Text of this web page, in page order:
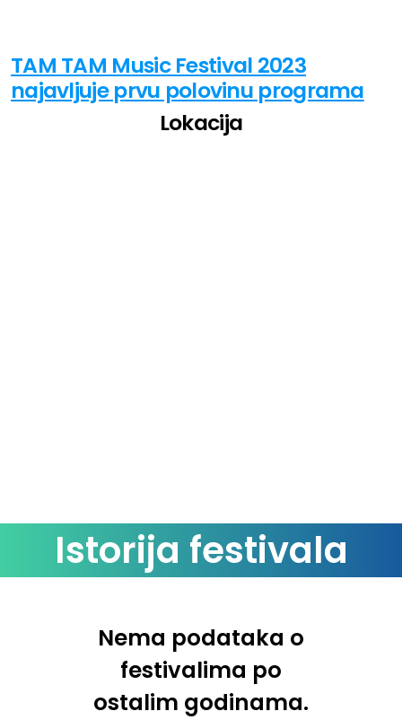
TAM TAM Music Festival 2023
najavljuje prvu polovinu programa
Lokacija
Istorija festivala
Nema podataka o
festivalima po
ostalim godinama.